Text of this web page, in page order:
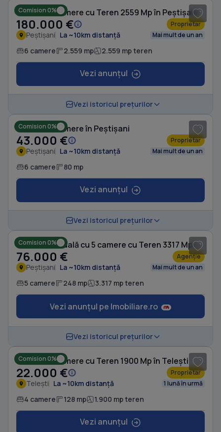
Comision 0%
Casă cu 6 camere cu Teren 2559 Mp în Peștișani
180.000 € Proprietar
Peștișani La ~10km distanță Mai mult de un an
6 camere 2.559 mp 2.559 mp teren
Vezi anunțul
Vezi istoricul prețurilor
Comision 0%
Casă cu 6 camere în Peștișani
43.000 € Proprietar
Peștișani La ~10km distanță Mai mult de un an
6 camere 80 mp
Vezi anunțul
Vezi istoricul prețurilor
Comision 0% Casă individuală cu 5 camere cu Teren 3317 Mp în Peștișani
76.000 € Agenție
Peștișani La ~10km distanță Mai mult de un an
5 camere 248 mp 3.317 mp teren
Vezi anunțul pe Imobiliare.ro
Vezi istoricul prețurilor
Comision 0%
Casă cu 4 camere cu Teren 1900 Mp în Telești
22.000 € Proprietar
Telești La ~10km distanță 1 lună în urmă
4 camere 128 mp 1.900 mp teren
Vezi anunțul